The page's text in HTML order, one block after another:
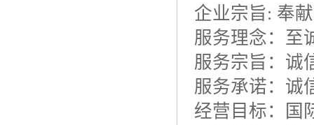
企业宗旨: 奉
服务理念：至
服务宗旨：诚
服务承诺：诚
经营目标：国